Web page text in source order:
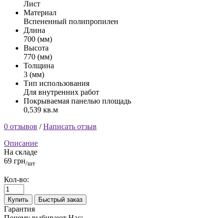
Лист
Материал
Вспененный полипропилен
Длина
700 (мм)
Высота
770 (мм)
Толщина
3 (мм)
Тип использования
Для внутренних работ
Покрываемая панелью площадь
0,539 кв.м
0 отзывов /Написать отзыв
Описание
На складе
69 грн/шт
Кол-во:
Купить Быстрый заказ
Гарантия